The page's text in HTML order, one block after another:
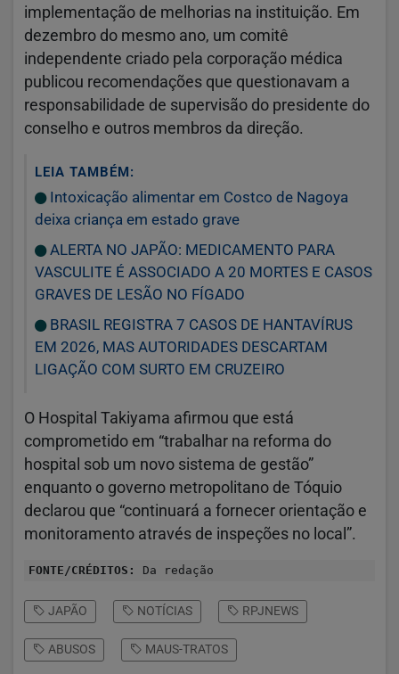
implementação de melhorias na instituição. Em
dezembro do mesmo ano, um comitê
independente criado pela corporação médica
publicou recomendações que questionavam a
responsabilidade de supervisão do presidente do
conselho e outros membros da direção.
LEIA TAMBÉM:
Intoxicação alimentar em Costco de Nagoya
deixa criança em estado grave
ALERTA NO JAPÃO: MEDICAMENTO PARA
VASCULITE É ASSOCIADO A 20 MORTES E CASOS
GRAVES DE LESÃO NO FÍGADO
BRASIL REGISTRA 7 CASOS DE HANTAVÍRUS
EM 2026, MAS AUTORIDADES DESCARTAM
LIGAÇÃO COM SURTO EM CRUZEIRO
O Hospital Takiyama afirmou que está
comprometido em “trabalhar na reforma do
hospital sob um novo sistema de gestão”
enquanto o governo metropolitano de Tóquio
declarou que “continuará a fornecer orientação e
monitoramento através de inspeções no local”.
FONTE/CRÉDITOS: Da redação
JAPÃO NOTÍCIAS RPJNEWS
ABUSOS MAUS-TRATOS